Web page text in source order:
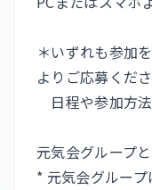
＊いずれも参加
よりご応募くださ
日程や参加方法
元気会グループ
* 元気会グループ